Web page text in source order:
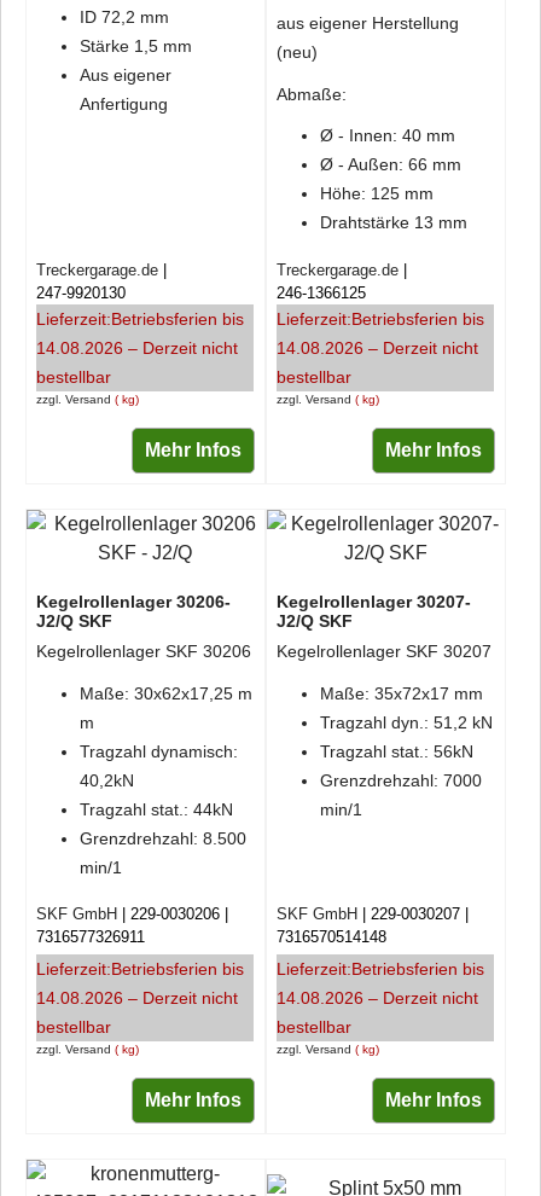
ID 72,2 mm
Stärke 1,5 mm
Aus eigener
Anfertigung
zzgl. Versand kg
Treckergarage.de
247-9920130
Lieferzeit:Betriebsferien bis
14.08.2026 – Derzeit nicht
bestellbar
Mehr Infos
aus eigener Herstellung
(neu)
Abmaße:
Ø - Innen: 40 mm
Ø - Außen: 66 mm
Höhe: 125 mm
Drahtstärke 13 mm
zzgl. Versand kg
Treckergarage.de
246-1366125
Lieferzeit:Betriebsferien bis
14.08.2026 – Derzeit nicht
bestellbar
Mehr Infos
Kegelrollenlager 30206-
J2/Q SKF
Kegelrollenlager SKF 30206
Maße: 30x62x17,25 m
m
Tragzahl dynamisch:
40,2kN
Tragzahl stat.: 44kN
Grenzdrehzahl: 8.500
min/1
zzgl. Versand kg
SKF GmbH
229-0030206
7316577326911
Lieferzeit:Betriebsferien bis
14.08.2026 – Derzeit nicht
bestellbar
Mehr Infos
Kegelrollenlager 30207-
J2/Q SKF
Kegelrollenlager SKF 30207
Maße: 35x72x17 mm
Tragzahl dyn.: 51,2 kN
Tragzahl stat.: 56kN
Grenzdrehzahl: 7000
min/1
zzgl. Versand kg
SKF GmbH
229-0030207
7316570514148
Lieferzeit:Betriebsferien bis
14.08.2026 – Derzeit nicht
bestellbar
Mehr Infos